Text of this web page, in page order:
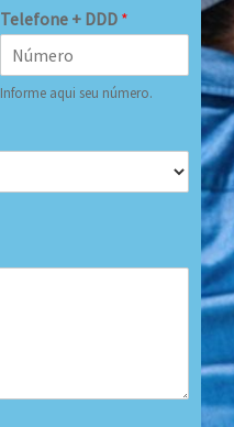
Telefone + DDD *
Informe aqui seu número.